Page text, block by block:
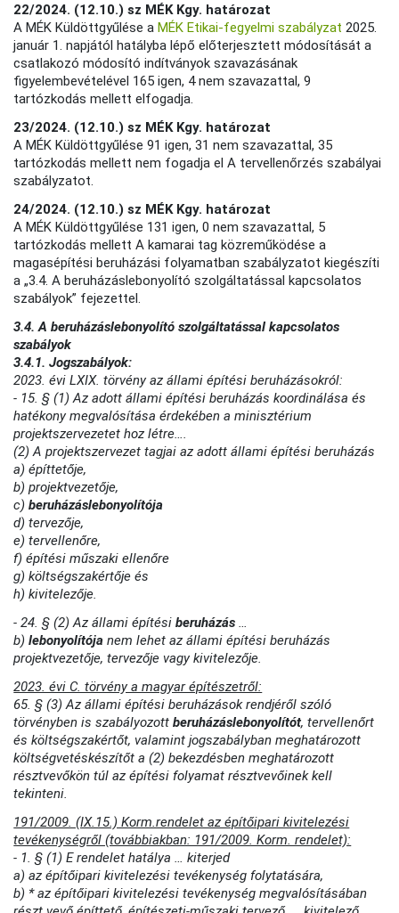
22/2024. (12.10.) sz MÉK Kgy. határozat
A MÉK Küldöttgyűlése aMÉK Etikai-fegyelmi szabályzat 2025.
január 1. napjától hatályba lépő előterjesztett módosítását a
csatlakozó módosító indítványok szavazásának
figyelembevételével 165 igen, 4 nem szavazattal, 9
tartózkodás mellett elfogadja.
23/2024. (12.10.) sz MÉK Kgy. határozat
A MÉK Küldöttgyűlése 91 igen, 31 nem szavazattal, 35
tartózkodás mellett nem fogadja el A tervellenőrzés szabályai
szabályzatot.
24/2024. (12.10.) sz MÉK Kgy. határozat
A MÉK Küldöttgyűlése 131 igen, 0 nem szavazattal, 5
tartózkodás mellett A kamarai tag közreműködése a
magasépítési beruházási folyamatban szabályzatot kiegészíti
a „3.4. A beruházáslebonyolító szolgáltatással kapcsolatos
szabályok” fejezettel.
3.4. A beruházáslebonyolító szolgáltatással kapcsolatos
szabályok
3.4.1. Jogszabályok:
2023. évi LXIX. törvény az állami építési beruházásokról:
- 15. § (1) Az adott állami építési beruházás koordinálása és
hatékony megvalósítása érdekében a minisztérium
projektszervezetet hoz létre….
(2) A projektszervezet tagjai az adott állami építési beruházás
a) építtetője,
b) projektvezetője,
c)beruházáslebonyolítója
d) tervezője,
e) tervellenőre,
f) építési műszaki ellenőre
g) költségszakértője és
h) kivitelezője.
- 24. § (2) Az állami építésiberuházás
b)lebonyolítójanem lehet az állami építési beruházás
projektvezetője, tervezője vagy kivitelezője.
2023. évi C. törvény a magyar építészetről:
65. § (3) Az állami építési beruházások rendjéről szóló
törvényben is szabályozottberuházáslebonyolítót, tervellenőrt
és költségszakértőt, valamint jogszabályban meghatározott
költségvetéskészítőt a (2) bekezdésben meghatározott
résztvevőkön túl az építési folyamat résztvevőinek kell
tekinteni.
191/2009. (IX.15.) Korm.rendelet az építőipari kivitelezési
tevékenységről (továbbiakban: 191/2009. Korm. rendelet):
- 1. § (1) E rendelet hatálya … kiterjed
a) az építőipari kivitelezési tevékenység folytatására,
b) * az építőipari kivitelezési tevékenység megvalósításában